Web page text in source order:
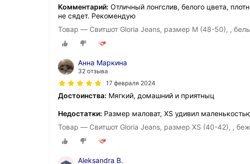
Комментарий: Отличный лонгслив, белого цвета,
не сядет. Рекомендую
Товар — Свитшот Gloria Jeans, размер M (48-50), ,
Анна Маркина
32 отзыва
17 февраля 2024
Достоинства: Мягкий, домашний и приятныц
Недостатки: Размер маловат, XS удивил
Товар — Свитшот Gloria Jeans, размер XS (40-42), ,
Aleksandra B.